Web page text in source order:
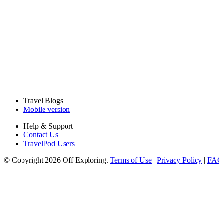
Travel Blogs
Mobile version
Help & Support
Contact Us
TravelPod Users
© Copyright 2026 Off Exploring. Terms of Use | Privacy Policy |